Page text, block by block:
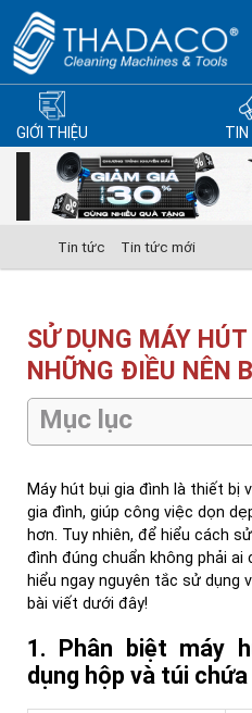
GIỚI THIỆU
Tin tức Tin tức mới
SỬ DỤNG MÁY
NHỮNG ĐIỀU NÊN
Mục lục
Máy hút bụi gia đình là thiết bị
gia đình, giúp công việc dọn
hơn. Tuy nhiên, để hiểu cách
đình đúng chuẩn không phải ai
hiểu ngay nguyên tắc sử dụng
bài viết dưới đây!
1. Phân biệt máy
dụng hộp và túi chứa